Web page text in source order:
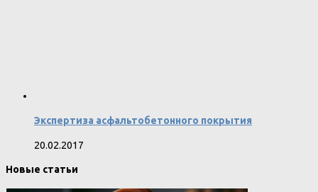
Экспертиза асфальтобетонного покрытия
20.02.2017
Новые статьи